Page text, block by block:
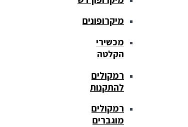
מיקרופונים
מכשירי
הקלטה
רמקולים
להתקנות
רמקולים
מוגברים